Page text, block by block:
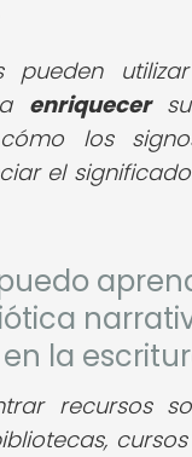
pueden
enriquecer
los
el
la
recursos